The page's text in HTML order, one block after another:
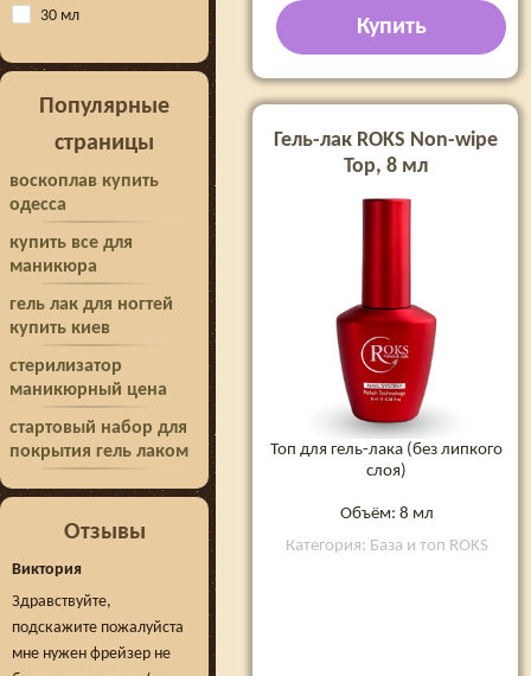
30 мл
Популярные
страницы
воскоплав купить
одесса
купить все для
маникюра
гель лак для ногтей
купить киев
стерилизатор
маникюрный цена
стартовый набор для
покрытия гель лаком
Отзывы
Виктория
Здравствуйте,
подскажите пожалуйста
мне нужен фрейзер не
Купить
Гель-лак ROKS Non-wipe
Top, 8 мл
Топ для гель-лака (без липкого
слоя)
Объём: 8 мл
Категория: База и топ ROKS